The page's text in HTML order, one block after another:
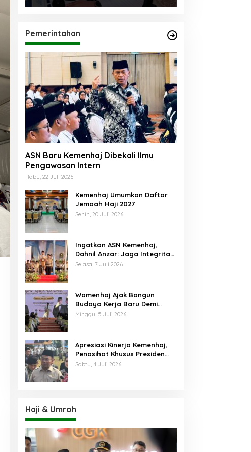
Pemerintahan
ASN Baru Kemenhaj Dibekali Ilmu
Pengawasan Intern
Rabu, 22 Juli 2026
Kemenhaj Umumkan Daftar
Jemaah Haji 2027
Senin, 20 Juli 2026
Ingatkan ASN Kemenhaj,
Dahnil Anzar: Jaga Integritas,
Hentikan Praktik Menjadikan
Selasa, 7 Juli 2026
Wamenhaj Ajak Bangun
Budaya Kerja Baru Demi
Pelayanan Terbaik bagi
Minggu, 5 Juli 2026
Apresiasi Kinerja Kemenhaj,
Penasihat Khusus Presiden
Nilai Transisi
Sabtu, 4 Juli 2026
Haji & Umroh